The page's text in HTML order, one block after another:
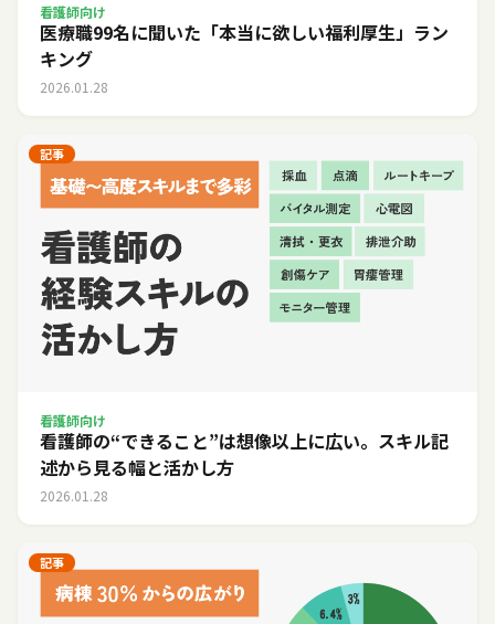
看護師向け
医療職99名に聞いた「本当に欲しい福利厚生」ラン
キング
2026.01.28
記事
看護師向け
看護師の“できること”は想像以上に広い。スキル記
述から見る幅と活かし方
2026.01.28
記事